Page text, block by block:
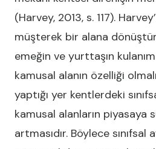
(Harvey, 2013, s. 117).
müşterek bir alana
emeğin ve yurttaşın kulanım
kamusal alanın özelliği
yaptığı yer kentlerdeki
kamusal alanların piyasaya
artmasıdır. Böylece sınıfsal